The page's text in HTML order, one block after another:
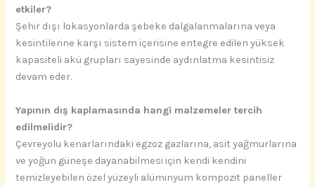
etkiler?
Şehir dışı lokasyonlarda şebeke dalgalanmalarına veya
kesintilerine karşı sistem içerisine entegre edilen yüksek
kapasiteli akü grupları sayesinde aydınlatma kesintisiz
devam eder.
Yapının dış kaplamasında hangi malzemeler tercih
edilmelidir?
Çevreyolu kenarlarındaki egzoz gazlarına, asit yağmurlarına
ve yoğun güneşe dayanabilmesi için kendi kendini
temizleyebilen özel yüzeyli alüminyum kompozit paneller